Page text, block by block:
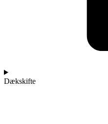
Dækskifte